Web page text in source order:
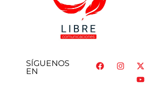
SÍGUENOS
EN